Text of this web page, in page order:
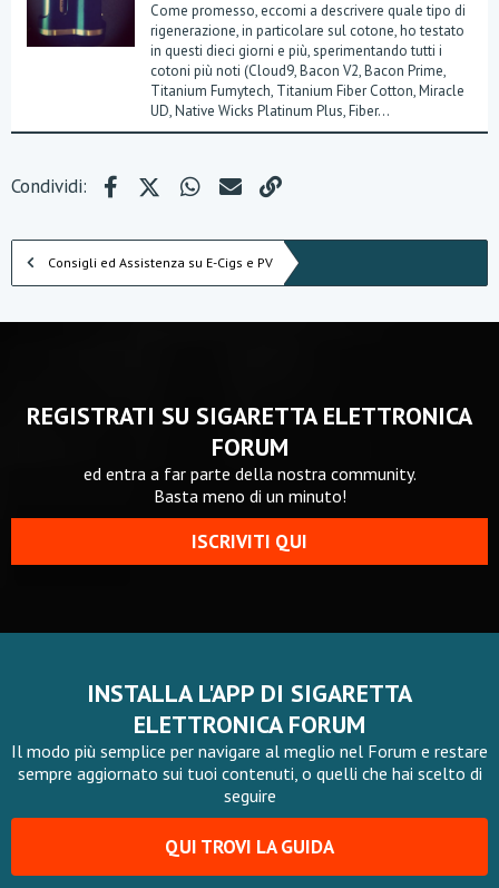
Come promesso, eccomi a descrivere quale tipo di
rigenerazione, in particolare sul cotone, ho testato
in questi dieci giorni e più, sperimentando tutti i
cotoni più noti (Cloud9, Bacon V2, Bacon Prime,
Titanium Fumytech, Titanium Fiber Cotton, Miracle
UD, Native Wicks Platinum Plus, Fiber...
Condividi: FacebookX (Twitter)WhatsApp
e-mail
Consigli ed Assistenza su E-Cigs e PV
REGISTRATI SU SIGARETTA ELETTRONICA
FORUM
ed entra a far parte della nostra community.
Basta meno di un minuto!
ISCRIVITI QUI
INSTALLA L'APP DI SIGARETTA
ELETTRONICA FORUM
Il modo più semplice per navigare al meglio nel Forum e restare
sempre aggiornato sui tuoi contenuti, o quelli che hai scelto di
seguire
QUI TROVI LA GUIDA